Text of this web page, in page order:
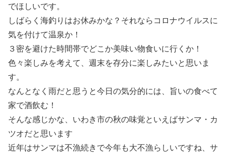
でほしいです。
しばらく海釣りはお休みかな？それならコロナウイルスに
気を付けて温泉か！
３密を避けた時間帯でどこか美味い物食いに行くか！
色々楽しみを考えて、週末を存分に楽しみたいと思いま
す。
なんとなく雨だと思うと今日の気分的には、旨いの食べて
家で酒飲む！
そんな感じかな、いわき市の秋の味覚といえばサンマ・カ
ツオだと思います
近年はサンマは不漁続きで今年も大不漁らしいですね、サ